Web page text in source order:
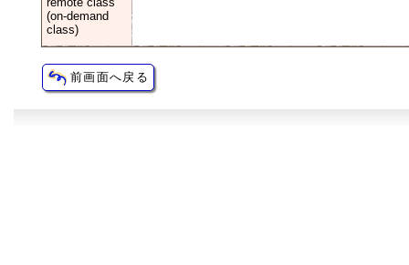
(on-demand
class)